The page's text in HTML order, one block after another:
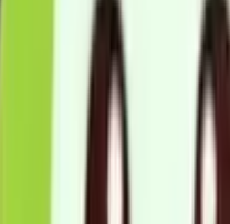
市郡仁木町北町６丁目37-32